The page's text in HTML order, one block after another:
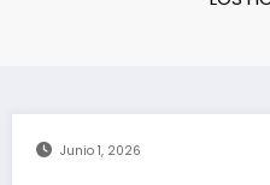
Junio 1, 2026